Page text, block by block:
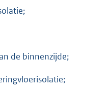
de binnenzijde;